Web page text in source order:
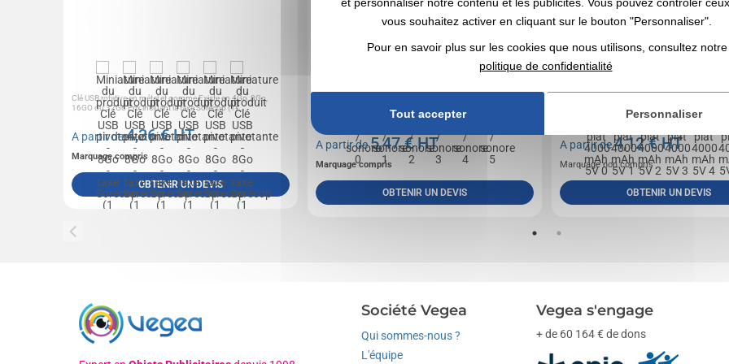
Clé USB rotative en métal et gomme Existe en 4Go, 8Go,
16GO ou 32Go Prix incluant la taxe Sorecop (1€...
A partir de4,36€ HT
Marquage compris
OBTENIR UN DEVIS
A partir de5,47€ HT
Marquage compris
OBTENIR UN DEVIS
A partir de4,12€ HT
Marquage non compris
OBTENIR UN DEVIS
Société Vegea
Qui sommes-nous ?
L'équipe
Vegea s'engage
+ de 60 164 € de dons
vous souhaitez activer en cliquant sur le bouton "Personnaliser".
Pour en savoir plus sur les cookies que nous utilisons, consultez notre
politique de confidentialité
Tout accepter Personnaliser